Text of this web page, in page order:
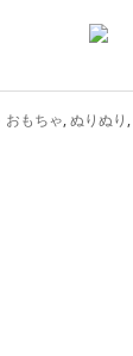
おもちゃ,ぬりぬり ,